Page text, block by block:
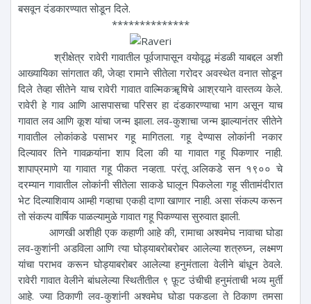
बसवून दंडकारण्यात सोडून दिले.
**************
श्रीक्षेत्र रावेरी गावातील पूर्वजापासून वयोवृद्ध मंडळी याबद्दल अशी
आख्यायिका सांगतात की, जेव्हा रामाने सीतेला गरोदर अवस्थेत वनात सोडून
दिले तेव्हा सीतेने याच रावेरी गावात वाल्मिकॠषिचे आश्रयाने वास्तव्य केले.
रावेरी हे गाव आणि आसपासचा परिसर हा दंडकारण्याचा भाग असून याच
गावात लव आणि कूश यांचा जन्म झाला. लव-कुशाचा जन्म झाल्यानंतर सीतेने
गावातील लोकांकडे पसाभर गहू मागितला. गहू देण्यास लोकांनी नकार
दिल्यावर तिने गावकर्‍यांना शाप दिला की या गावात गहू पिकणार नाही.
शापाप्रमाणे या गावात गहू पीकत नव्हता. परंतू अलिकडे सन १९०० चे
दरम्यान गावातील लोकांनी सीतेला साकडे घालून पिकलेला गहू सीतामंदीरात
भेट दिल्याशिवाय आम्ही गव्हाचा एकही दाणा खाणार नाही. असा संकल्प करून
तो संकल्प वार्षिक पाळल्यामुळे गावात गहू पिकण्यास सुरुवात झाली.
आणखी अशीही एक कहाणी आहे की, रामाचा अश्वमेघ नावाचा घोडा
लव-कुशांनी अडविला आणि त्या घोड्याबरोबरोबर आलेल्या शत्रुघ्न, लक्ष्मण
यांचा पराभव करून घोड्याबरोबर आलेल्या हनुमंताला वेलीने बांधून ठेवले.
रावेरी गावात वेलीने बांधलेल्या स्थितीतील ९ फ़ूट उंचीची हनुमंताची भव्य मुर्ती
आहे. ज्या ठिकाणी लव-कुशांनी अश्वमेघ घोडा पकडला ते ठिकाण तमसा